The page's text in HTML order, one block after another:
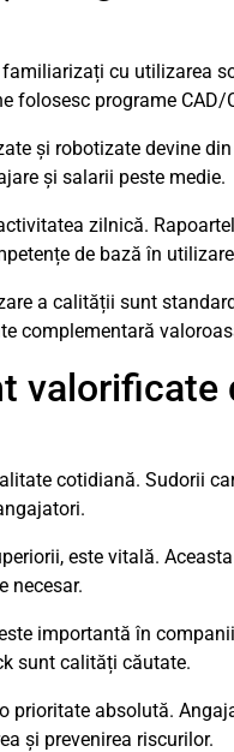
cu utilizarea
folosesc programe
și robotizate devine
și salarii peste medie.
zilnică.
de bază în
a calității sunt
complementară
cotidiană. Sudorii
este vitală.
necesar.
importantă în
sunt calități căutate.
prioritate absolută.
și prevenirea riscurilor.